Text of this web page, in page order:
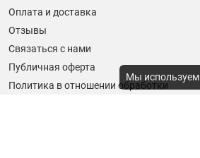
Оплата и доставка
Отзывы
Связаться с нами
Публичная оферта
Политика в отношении обработки
Мы используем